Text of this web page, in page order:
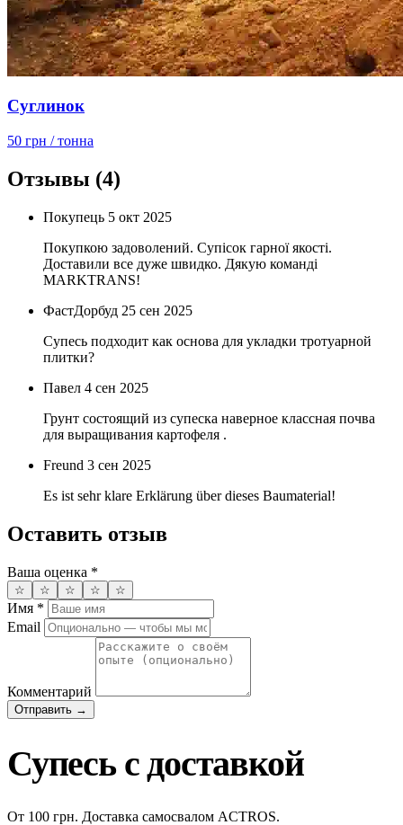
Суглинок
50 грн / тонна
Отзывы (4)
Покупець 5 окт 2025
Покупкою задоволений. Супісок гарної якості.
Доставили все дуже швидко. Дякую команді
MARKTRANS!
ФастДорбуд 25 сен 2025
Супесь подходит как основа для укладки тротуарной
плитки?
Павел 4 сен 2025
Грунт состоящий из супеска наверное классная почва
для выращивания картофеля .
Freund 3 сен 2025
Es ist sehr klare Erklärung über dieses Baumaterial!
Оставить отзыв
Ваша оценка *
☆ ☆ ☆ ☆ ☆
Имя *
Email
Комментарий
Отправить →
Супесь с доставкой
От 100 грн. Доставка самосвалом ACTROS.